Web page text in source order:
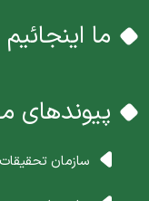
ما اینجائیم
پیوندهای
سازمان